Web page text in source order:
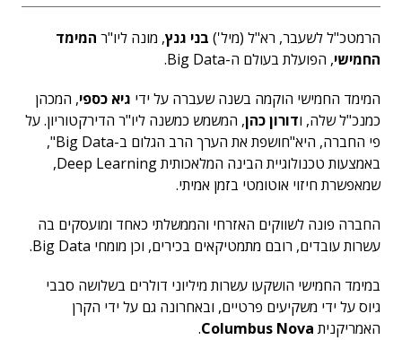
הרמטכ"ל לשעבר, רא"ל (מיל') בני גנץ, מונה ליו"ר המימד
החמישי, הפועלת בעולם ה-Big Data.
המימד החמישי הוקמה בשנה שעברה על ידי גיא כספי, המכהן
כמנכ"ל שלה, ודורון כהן, המשמש כמשנה ליו"ר הדירקטוריון. על
פי החברה, היא"חושפת את הערך הרב הגלום ב-Big Data",
באמצעות טכנולוגיית הבינה המלאכותית Deep Learning,
שמאפשרת חיזוי אוטומטי בזמן אמיתי.
החברה פונה לשווקים האזרחי והממשלתי כאחד ומועסקים בה
עשרות עובדים, רובם מתמטיקאים בכירים, וכן מומחי Big Data.
במימד החמישי הושקעו עשרות מיליוני דולרים בשלושה סבבי
גיוס על ידי משקיעים פרטיים, ובאחרונה גם על ידי הקרן
האמריקנית Columbus Nova
.